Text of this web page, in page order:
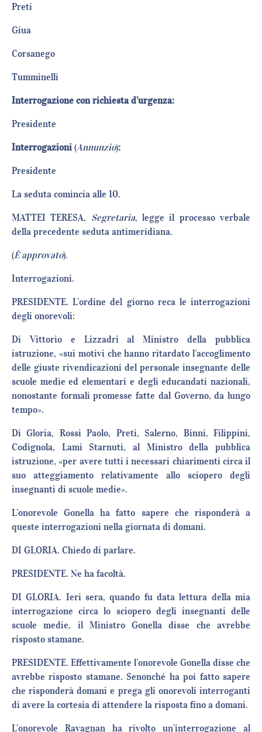
Interrogazione con richiesta d’urgenza:
Interrogazioni (Annunzio):
La seduta comincia alle 10.
MATTEI TERESA, Segretaria, legge il processo verbale
della precedente seduta antimeridiana.
(È approvato).
Interrogazioni.
PRESIDENTE. L’ordine del giorno reca le interrogazioni
degli onorevoli:
Di Vittorio e Lizzadri al Ministro della pubblica
istruzione, «sui motivi che hanno ritardato l’accoglimento
delle giuste rivendicazioni del personale insegnante delle
scuole medie ed elementari e degli educandati nazionali,
nonostante formali promesse fatte dal Governo, da lungo
tempo».
Di Gloria, Rossi Paolo, Preti, Salerno, Binni, Filippini,
Codignola, Lami Starnuti, al Ministro della pubblica
istruzione, «per avere tutti i necessari chiarimenti circa il
suo atteggiamento relativamente allo sciopero degli
insegnanti di scuole medie».
L’onorevole Gonella ha fatto sapere che risponderà a
queste interrogazioni nella giornata di domani.
DI GLORIA. Chiedo di parlare.
PRESIDENTE. Ne ha facoltà.
DI GLORIA. Ieri sera, quando fu data lettura della mia
interrogazione circa lo sciopero degli insegnanti delle
scuole medie, il Ministro Gonella disse che avrebbe
risposto stamane.
PRESIDENTE. Effettivamente l’onorevole Gonella disse che
avrebbe risposto stamane. Senonché ha poi fatto sapere
che risponderà domani e prega gli onorevoli interroganti
di avere la cortesia di attendere la risposta fino a domani.
L’onorevole Ravagnan ha rivolto un’interrogazione al